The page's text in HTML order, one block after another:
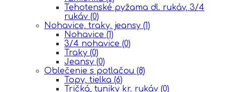
Tehotenské pyžama dl. rukáv, 3/4
rukáv (0)
Nohavice, traky, jeansy (1)
Nohavice (1)
3/4 nohavice (0)
Traky (0)
Jeansy (0)
Oblečenie s potlačou (8)
Topy, tielka (6)
Tričká, tuniky kr. rukáv (0)